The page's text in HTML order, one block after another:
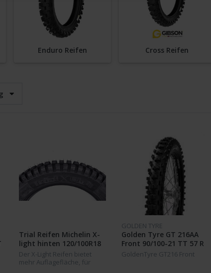
Enduro Reifen Cross Reifen
Trial Reifen Michelin X-
light hinten 120/100R18
Tubeless
Der X-Light Reifen bietet
mehr Auflagefläche, für
GOLDEN TYRE
Golden Tyre GT 216AA
Front 90/100-21 TT 57 R
GoldenTyre GT216 Front